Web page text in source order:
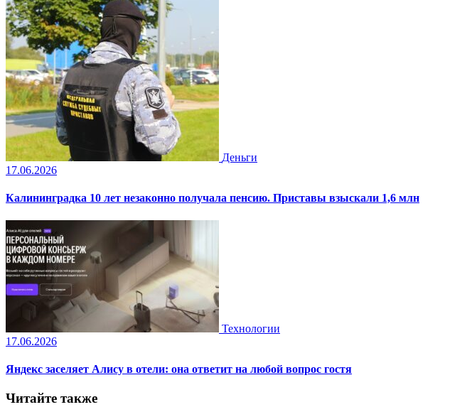
Деньги
17.06.2026
Калининградка 10 лет незаконно получала пенсию. Приставы взыскали 1,6 млн
Технологии
17.06.2026
Яндекс заселяет Алису в отели: она ответит на любой вопрос гостя
Читайте также